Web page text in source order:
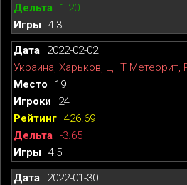
1.20
4:3
2022-02-02
Украина, Харьков, ЦНТ Метеорит,
19
24
426.69
-3.65
4:5
2022-01-30